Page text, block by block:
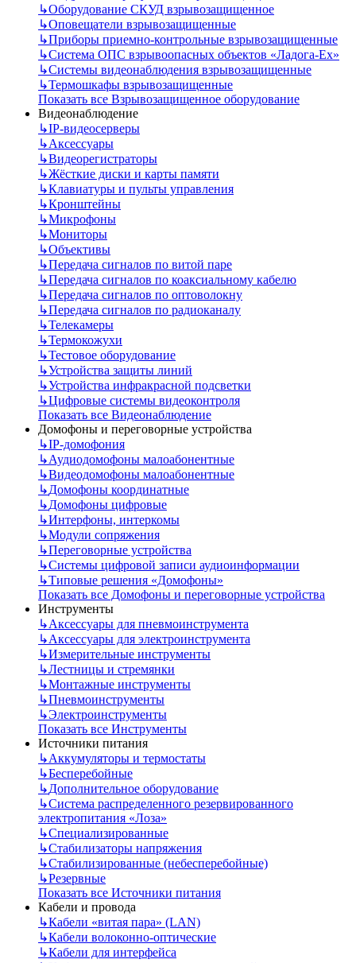
↳Оборудование СКУД взрывозащищенное
↳Оповещатели взрывозащищенные
↳Приборы приемно-контрольные взрывозащищенные
↳Система ОПС взрывоопасных объектов «Ладога-Ex»
↳Системы видеонаблюдения взрывозащищенные
↳Термошкафы взрывозащищенные
Показать все Взрывозащищенное оборудование
Видеонаблюдение
↳IP-видеосерверы
↳Аксессуары
↳Видеорегистраторы
↳Жёсткие диски и карты памяти
↳Клавиатуры и пульты управления
↳Кронштейны
↳Микрофоны
↳Мониторы
↳Объективы
↳Передача сигналов по витой паре
↳Передача сигналов по коаксиальному кабелю
↳Передача сигналов по оптоволокну
↳Передача сигналов по радиоканалу
↳Телекамеры
↳Термокожухи
↳Тестовое оборудование
↳Устройства защиты линий
↳Устройства инфракрасной подсветки
↳Цифровые системы видеоконтроля
Показать все Видеонаблюдение
Домофоны и переговорные устройства
↳IP-домофония
↳Аудиодомофоны малоабонентные
↳Видеодомофоны малоабонентные
↳Домофоны координатные
↳Домофоны цифровые
↳Интерфоны, интеркомы
↳Модули сопряжения
↳Переговорные устройства
↳Системы цифровой записи аудиоинформации
↳Типовые решения «Домофоны»
Показать все Домофоны и переговорные устройства
Инструменты
↳Аксессуары для пневмоинструмента
↳Аксессуары для электроинструмента
↳Измерительные инструменты
↳Лестницы и стремянки
↳Монтажные инструменты
↳Пневмоинструменты
↳Электроинструменты
Показать все Инструменты
Источники питания
↳Аккумуляторы и термостаты
↳Бесперебойные
↳Дополнительное оборудование
↳Система распределенного резервированного
электропитания «Лоза»
↳Специализированные
↳Стабилизаторы напряжения
↳Стабилизированные (небесперебойные)
↳Резервные
Показать все Источники питания
Кабели и провода
↳Кабели «витая пара» (LAN)
↳Кабели волоконно-оптические
↳Кабели для интерфейса